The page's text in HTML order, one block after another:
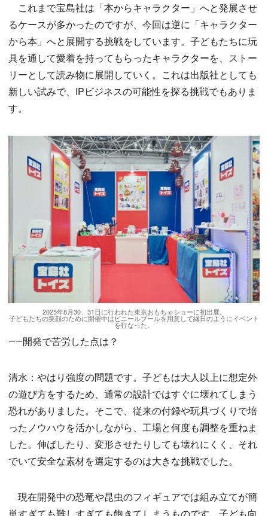
これまで宝島社は「本からキャラクター」へと発展させ
るケースが多かったのですが、今回は逆に「キャラクター
から本」へと展開する挑戦をしています。子どもたちに玩
具を通して愛着を持ってもらったキャラクターを、ストー
リーとして読み物に展開していく。これは出版社としても
新しい試みで、IPビジネスの可能性を探る挑戦でもありま
す。
2025年8月30、31日に行われた東京おもちゃショーに初出展。
子どもたちの笑顔のために開催中はビニールプールを用意して縁日のようにイベント
を行なった。
――開発で苦労した点は？
清水：やはり強度の問題です。子どもは大人以上に想定外
の遊び方をするため、通常の設計ではすぐに壊れてしまう
恐れがありました。そこで、従来の付録や玩具づくりで培
ったノウハウを活かしながら、工場と何度も調整を重ねま
した。伸ばしたり、変形させたりしても壊れにくく、それ
でいて安全な素材を選定するのは大きな挑戦でした。
現在開発中の恐竜や昆虫のフィギュアでは組み立てが簡